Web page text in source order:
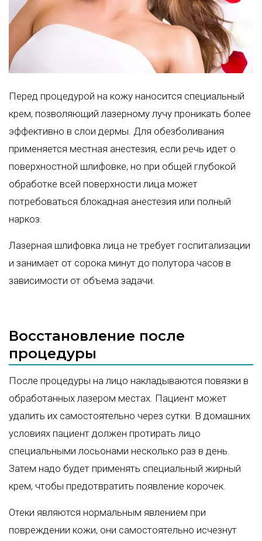
Перед процедурой на кожу наносится специальный
крем, позволяющий лазерному лучу проникать более
эффективно в слои дермы. Для обезболивания
применяется местная анестезия, если речь идет о
поверхностной шлифовке, но при общей глубокой
обработке всей поверхности лица может
потребоваться блокадная анестезия или полный
наркоз.
Лазерная шлифовка лица не требует госпитализации
и занимает от сорока минут до полутора часов в
зависимости от объема задачи.
Восстановление после
процедуры
После процедуры на лицо накладываются повязки в
обработанных лазером местах. Пациент может
удалить их самостоятельно через сутки. В домашних
условиях пациент должен протирать лицо
специальными лосьонами несколько раз в день.
Затем надо будет применять специальный жирный
крем, чтобы предотвратить появление корочек.
Отеки являются нормальным явлением при
повреждении кожи, они самостоятельно исчезнут